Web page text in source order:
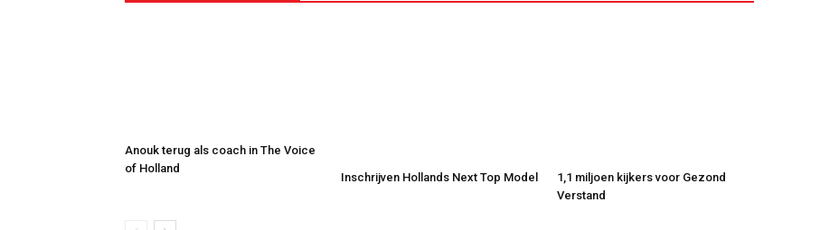
Anouk terug als coach in The Voice
of Holland
Inschrijven Hollands Next Top Model
1,1 miljoen kijkers voor Gezond
Verstand